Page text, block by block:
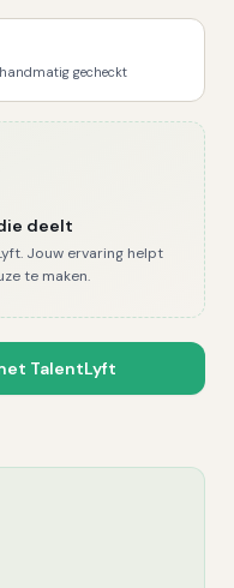
gecheckt
deelt
. Jouw ervaring helpt
te maken.
TalentLyft